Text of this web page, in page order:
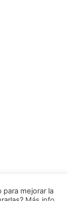
mejorar la